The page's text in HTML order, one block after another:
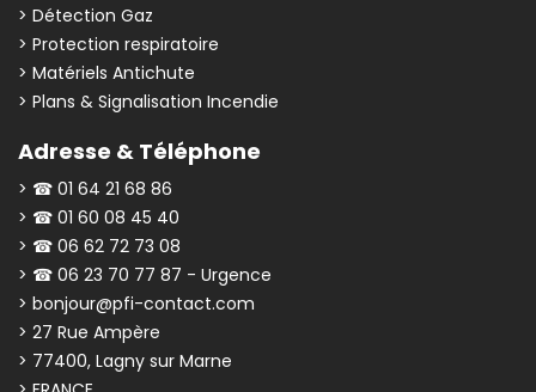
> Détection Gaz
> Protection respiratoire
> Matériels Antichute
> Plans & Signalisation Incendie
Adresse & Téléphone
> ☎ 01 64 21 68 86
> ☎ 01 60 08 45 40
> ☎ 06 62 72 73 08
> ☎ 06 23 70 77 87 - Urgence
> bonjour@pfi-contact.com
> 27 Rue Ampère
> 77400, Lagny sur Marne